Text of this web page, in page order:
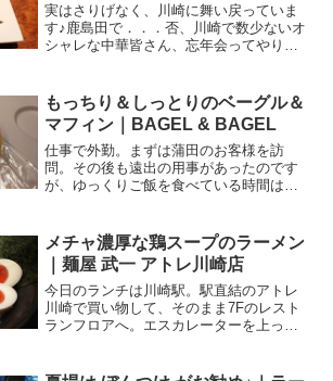
実はさりげなく、川崎に舞い戻っていま
す♪鹿島田で．．．否、川崎で数少ないオ
シャレな中華皆さん、忘年会ってやりま
ないかな．．．ということで、親しい方
と少人数で1次会のみ、...
もっちり＆しっとりのベーグル＆
マフィン｜BAGEL & BAGEL
仕事で外勤。まずは蒲田のお客様を訪
問。その後も遠出の用事があったのです
が、ゆっくりご飯を食べている時間はな
そう言えば、まだ利用したことないな
ぁ．．．と気になって、衝動買...
メチャ濃厚な鶏スープのラーメン
｜麺屋 武一 アトレ川崎店
今日のランチは川崎駅。駅直結のアトレ
川崎で買い物して、そのまま7Fのレスト
ランフロアへ。エスカレーターを上った
鳥職人のコラボで誕生した、新橋発祥の